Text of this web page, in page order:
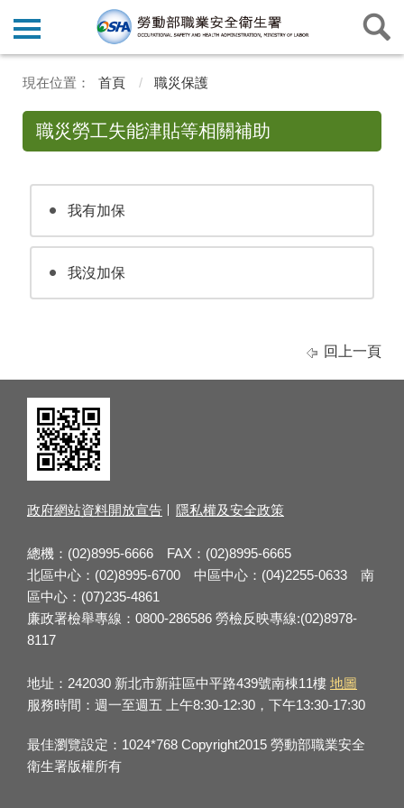
首頁 職災保護
職災勞工失能津貼等相關補助
我有加保
我沒加保
回上一頁
政府網站資料開放宣告 隱私權及安全政策
總機：(02)8995-6666 FAX：(02)8995-6665
北區中心：(02)8995-6700 中區中心：(04)2255-0633 南
區中心：(07)235-4861
廉政署檢舉專線：0800-286586 勞檢反映專線:(02)8978-
8117
地址：242030 新北市新莊區中平路439號南棟11樓 地圖
服務時間：週一至週五 上午8:30-12:30，下午13:30-17:30
最佳瀏覽設定：1024*768 Copyright2015 勞動部職業安全
衛生署版權所有